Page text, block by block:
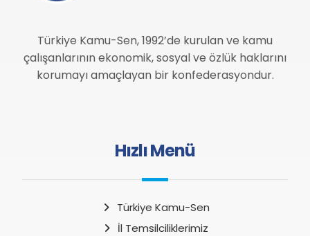
Türkiye Kamu-Sen, 1992’de kurulan ve kamu
çalışanlarının ekonomik, sosyal ve özlük haklarını
korumayı amaçlayan bir konfederasyondur.
Hızlı Menü
Türkiye Kamu-Sen
İl Temsilciliklerimiz